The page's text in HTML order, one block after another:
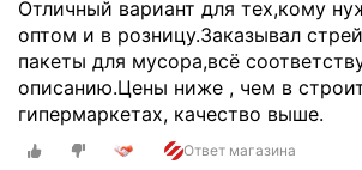
п
р
и
з
Отличный вариант для тех,кому
оптом и в розницу.Заказывал
пакеты для мусора,всё
описанию.Цены ниже , чем в
гипермаркетах, качество выше.
Ответ магазина